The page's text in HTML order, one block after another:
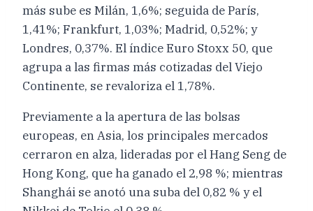
más sube es Milán, 1,6%; seguida de París,
1,41%; Frankfurt, 1,03%; Madrid, 0,52%; y
Londres, 0,37%. El índice Euro Stoxx 50, que
agrupa a las firmas más cotizadas del Viejo
Continente, se revaloriza el 1,78%.
Previamente a la apertura de las bolsas
europeas, en Asia, los principales mercados
cerraron en alza, lideradas por el Hang Seng de
Hong Kong, que ha ganado el 2,98 %; mientras
Shanghái se anotó una suba del 0,82 % y el